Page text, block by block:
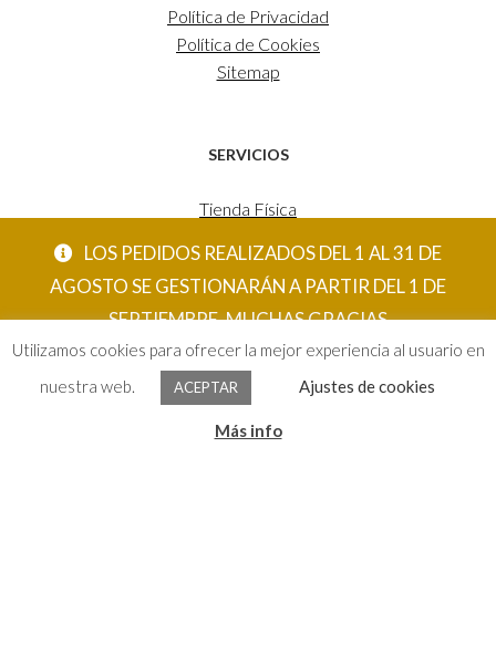
LOS PEDIDOS REALIZADOS DEL 1 AL 31 DE
AGOSTO SE GESTIONARÁN A PARTIR DEL 1 DE
SEPTIEMBRE. MUCHAS GRACIAS
ACEPTAR
Política de Privacidad
Política de Cookies
Sitemap
SERVICIOS
Tienda Física
Tienda Online
CONTACTO
C/ Comedias nº6
46003 Valencia – España
Utilizamos cookies para ofrecer la mejor experiencia al usuario en
nuestra web.
ACEPTAR Ajustes de cookies
Más info